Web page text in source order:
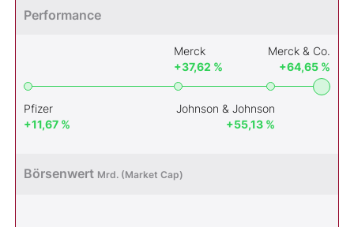
Performance
Pfizer
+11,67 %
Merck
+37,62 %
Johnson & Johnson
+55,13 %
Merck & Co.
+64,65 %
Börsenwert Mrd. (Market Cap)